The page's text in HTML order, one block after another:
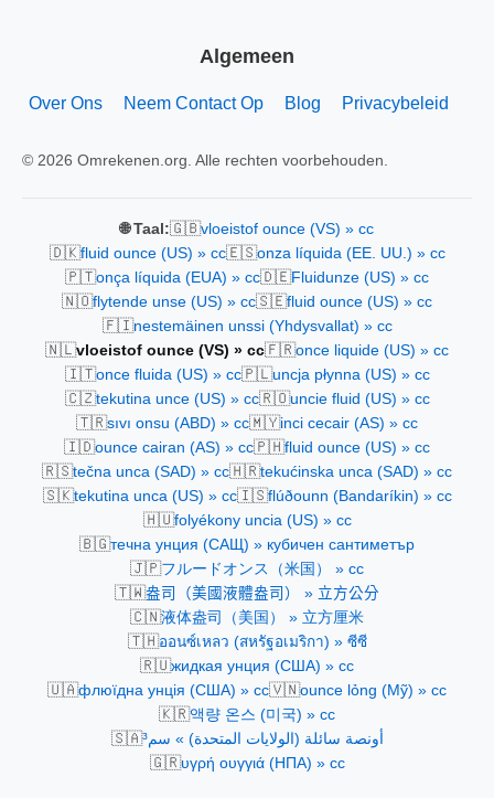
Algemeen
Over Ons Neem Contact Op Blog Privacybeleid
© 2026 Omrekenen.org. Alle rechten voorbehouden.
🌐 Taal:🇬🇧vloeistof ounce (VS) » cc
🇩🇰fluid ounce (US) » cc🇪🇸onza líquida (EE. UU.) » cc
🇵🇹onça líquida (EUA) » cc🇩🇪Fluidunze (US) » cc
🇳🇴flytende unse (US) » cc🇸🇪fluid ounce (US) » cc
🇫🇮nestemäinen unssi (Yhdysvallat) » cc
🇳🇱vloeistof ounce (VS) » cc🇫🇷once liquide (US) » cc
🇮🇹once fluida (US) » cc🇵🇱uncja płynna (US) » cc
🇨🇿tekutina unce (US) » cc🇷🇴uncie fluid (US) » cc
🇹🇷sıvı onsu (ABD) » cc🇲🇾inci cecair (AS) » cc
🇮🇩ounce cairan (AS) » cc🇵🇭fluid ounce (US) » cc
🇷🇸tečna unca (SAD) » cc🇭🇷tekućinska unca (SAD) » cc
🇸🇰tekutina unca (US) » cc🇮🇸flúðounn (Bandaríkin) » cc
🇭🇺folyékony uncia (US) » cc
🇧🇬течна унция (САЩ) » кубичен сантиметър
🇯🇵フルードオンス（米国） » cc
🇹🇼盎司（美國液體盎司） » 立方公分
🇨🇳液体盎司（美国） » 立方厘米
🇹🇭ออนซ์เหลว (สหรัฐอเมริกา) » ซีซี
🇷🇺жидкая унция (США) » cc
🇺🇦флюїдна унція (США) » cc🇻🇳ounce lỏng (Mỹ) » cc
🇰🇷액량 온스 (미국) » cc
🇸🇦 أونصة سائلة (الولايات المتحدة) » سم³
🇬🇷υγρή ουγγιά (ΗΠΑ) » cc